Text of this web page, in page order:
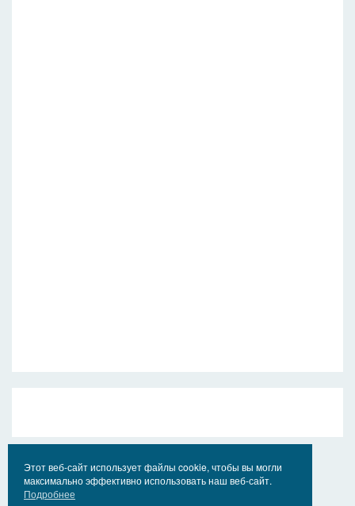
Этот веб-сайт использует файлы cookie, чтобы вы могли
максимально эффективно использовать наш веб-сайт.
Подробнее